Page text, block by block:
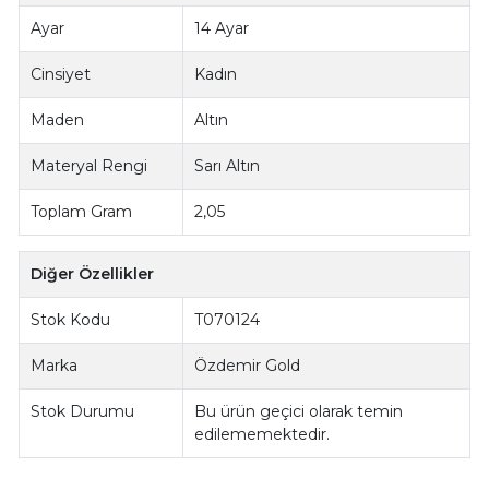
Ayar 14 Ayar
Cinsiyet Kadın
Maden Altın
Materyal Rengi Sarı Altın
Toplam Gram 2,05
Diğer Özellikler
Stok Kodu T070124
Marka Özdemir Gold
Stok Durumu
Bu ürün geçici olarak temin
edilememektedir.